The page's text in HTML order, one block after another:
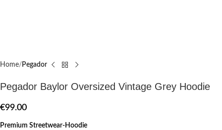
Home Pegador​
Pegador Baylor Oversized Vintage Grey Hoodie
€99.00
Premium Streetwear-Hoodie